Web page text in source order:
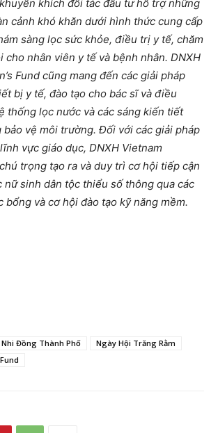
khích đối tác đầu tư hỗ trợ những
cảnh khó khăn dưới hình thức cung cấp
sàng lọc sức khỏe, điều trị y tế, chăm
cho nhân viên y tế và bệnh nhân. DNXH
Fund cũng mang đến các giải pháp
bị y tế, đào tạo cho bác sĩ và điều
thống lọc nước và các sáng kiến tiết
bảo vệ môi trường. Đối với các giải pháp
vực giáo dục, DNXH Vietnam
trọng tạo ra và duy trì cơ hội tiếp cận
nữ sinh dân tộc thiểu số thông qua các
bổng và cơ hội đào tạo kỹ năng mềm.
Nhi Đồng Thành Phố
Ngày Hội Trăng Rằm